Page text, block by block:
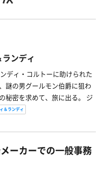
ンディ
ディ・コルトーに助けられた
謎の男グールモン伯爵に狙わ
秘密を求めて、旅に出る。 ジ
＆ランディ
ーカーでの一般事務